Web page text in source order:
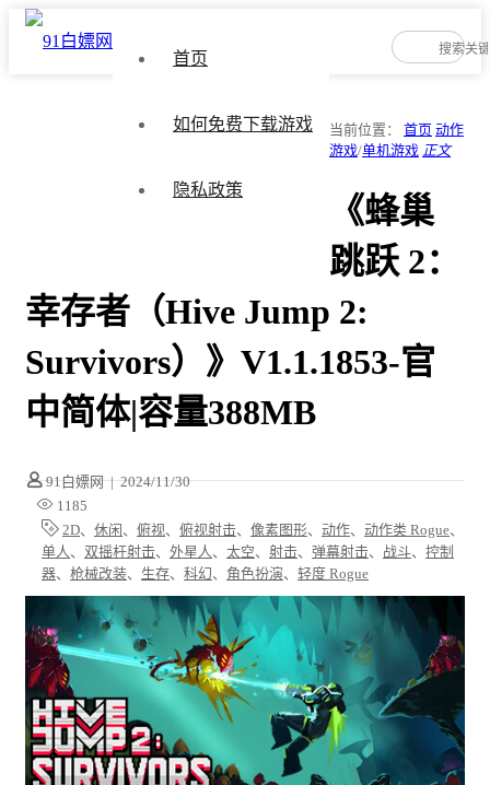
首页
如何免费下载游戏
隐私政策
当前位置： 首页 动作
游戏/单机游戏 正文
《蜂巢
跳跃 2：
幸存者（Hive Jump 2:
Survivors）》V1.1.1853-官
中简体|容量388MB
91白嫖网 | 2024/11/30
1185
2D、 休闲 、 俯视、 俯视射击、 像素图形、 动作、 动作类 Rogue、
单人 、 双摇杆射击、 外星人 、 太空、 射击、 弹幕射击、 战斗、 控制
器、 枪械改装、 生存、 科幻、 角色扮演、 轻度 Rogue